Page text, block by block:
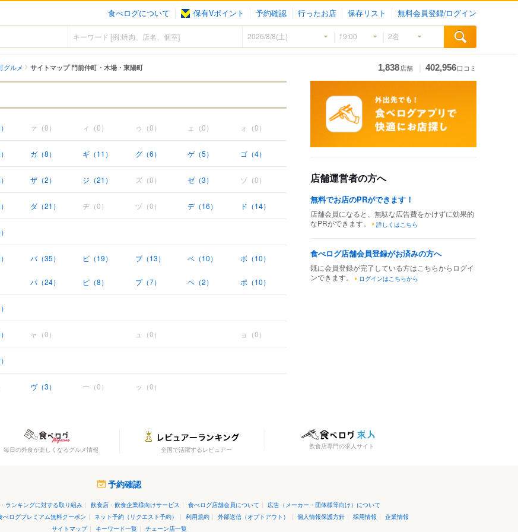
食べログについて 保有Vポイント 予約確認 行ったお店 保存リスト 無料会員登録/ログイン
グルメ サイトマップ 門前仲町・木場・東陽町 1,838店舗 402,956口コミ
ガ（8） ギ（11） グ（6） ゲ（5） ゴ（4）
ザ（2） ジ（21） ズ（0） ゼ（3） ゾ（0）
ダ（21） ヂ（0） ヅ（0） デ（16） ド（14）
バ（35） ビ（19） ブ（13） ベ（10） ボ（10）
パ（24） ピ（8） プ（7） ペ（2） ポ（10）
ヴ（3） ー（0）
ァ（0） ィ（0） ゥ（0） ェ（0） ォ（0）
ャ（0） ュ（0） ョ（0）
ッ（0）
店舗運営者の方へ
無料でお店のPRができます！
店舗会員になると、無駄な広告費をかけずに効果的
なPRができます。
詳しくはこちら
食べログ店舗会員登録がお済みの方へ
既に会員登録が完了している方はこちらからログイ
ンできます。
ログインはこちらから
毎日の外食が楽しくなるグルメ情報 全国で活躍するレビュアー 飲食店専門の求人サイト
予約確認
ランキングに対する取り組み | 飲食店・飲食企業様向けサービス | 食べログ店舗会員について | 広告（メーカー・団体様等向け）について
べログプレミアム無料クーポン | ネット予約（リクエスト予約） | 利用規約 | 外部送信（オプトアウト） | 個人情報保護方針 | 採用情報 | 企業情報
サイトマップ | キーワード一覧 | チェーン店一覧